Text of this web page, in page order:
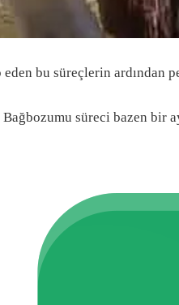
bu süreçlerin ardından
süreci bazen bir